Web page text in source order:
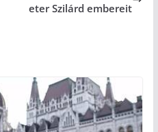
eter Szilárd embereit